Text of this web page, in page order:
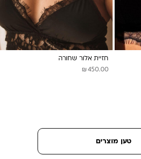
חזיית אלור שחורה
₪ 450.00
טען מוצרים